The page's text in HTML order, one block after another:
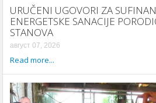
URUČENI UGOVORI ZA
ENERGETSКE SANACIJE
STANOVA
август 07, 2026
Read more...